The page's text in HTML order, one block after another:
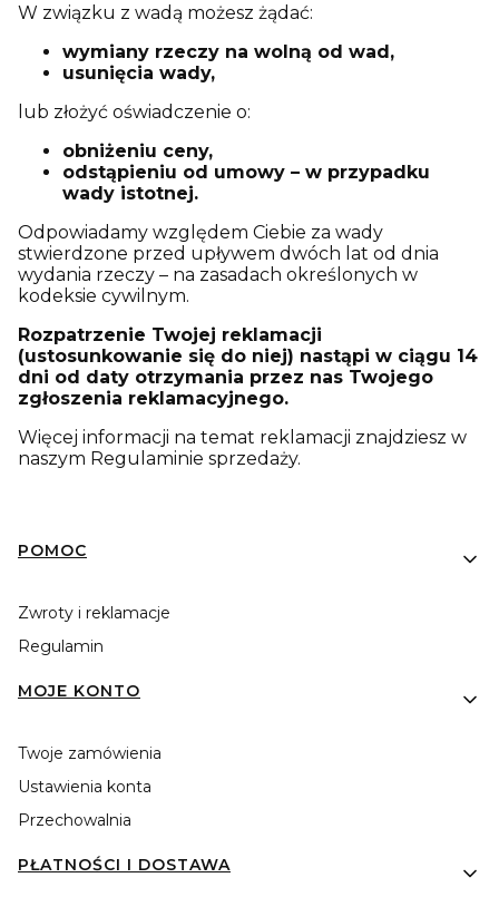
W związku z wadą możesz żądać:
wymiany rzeczy na wolną od wad,
usunięcia wady,
lub złożyć oświadczenie o:
obniżeniu ceny,
odstąpieniu od umowy – w przypadku
wady istotnej.
Odpowiadamy względem Ciebie za wady
stwierdzone przed upływem dwóch lat od dnia
wydania rzeczy – na zasadach określonych w
kodeksie cywilnym.
Rozpatrzenie Twojej reklamacji
(ustosunkowanie się do niej) nastąpi w ciągu 14
dni od daty otrzymania przez nas Twojego
zgłoszenia reklamacyjnego.
Więcej informacji na temat reklamacji znajdziesz w
naszym Regulaminie sprzedaży.
Linki w stopce
POMOC
Zwroty i reklamacje
Regulamin
MOJE KONTO
Twoje zamówienia
Ustawienia konta
Przechowalnia
PŁATNOŚCI I DOSTAWA